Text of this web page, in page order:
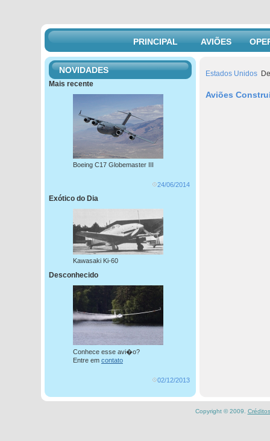
PRINCIPAL AVIÕES
Estados Unidos
Aviões
NOVIDADES
Mais recente
Boeing C17 Globemaster III
24/06/2014
Exótico do Dia
Kawasaki Ki-60
Desconhecido
Conhece esse avi�o?
Entre em contato
02/12/2013
Copyright © 2009. Créditos